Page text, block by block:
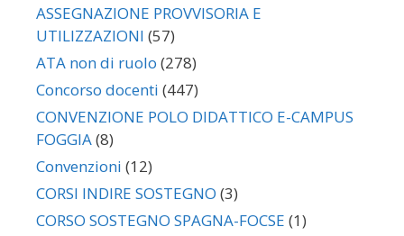
ASSEGNAZIONE PROVVISORIA E
UTILIZZAZIONI (57)
ATA non di ruolo (278)
Concorso docenti (447)
CONVENZIONE POLO DIDATTICO E-CAMPUS
FOGGIA(8)
Convenzioni (12)
CORSI INDIRE SOSTEGNO (3)
CORSO SOSTEGNO SPAGNA-FOCSE (1)